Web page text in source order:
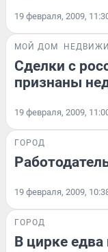
19 февраля, 2009,
МОЙ ДОМ
Сделки с
признаны
19 февраля, 2009,
ГОРОД
19 февраля, 2009,
ГОРОД
В цирке